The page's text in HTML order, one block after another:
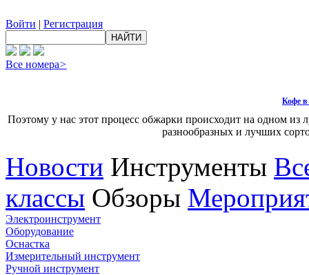
Войти | Регистрация
Все номера>
Кофе в
Поэтому у нас этот процесс обжарки происходит на одном
разнообразных и лучших
Новости Инструменты
классы Обзоры
Электроинструмент
Оборудование
Оснастка
Измерительный инструмент
Ручной инструмент